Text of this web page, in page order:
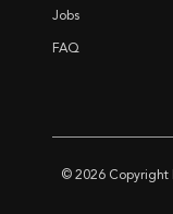
Jobs
FAQ
© 2026 Copyright